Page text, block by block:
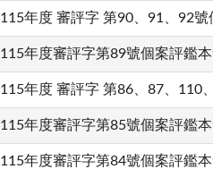
115年度 審評字 第90、91、92
115年度審評字第89號個案評鑑
115年度 審評字 第86、87、110
115年度審評字第85號個案評鑑
115年度審評字第84號個案評鑑